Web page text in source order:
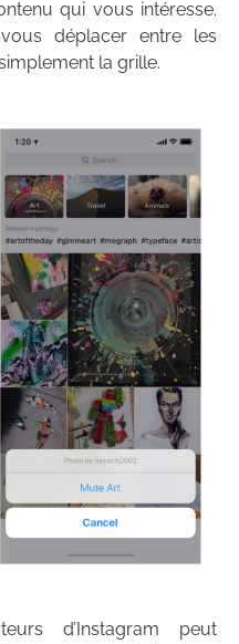
qui vous intéresse.
déplacer entre les
la grille.
d’Instagram peut